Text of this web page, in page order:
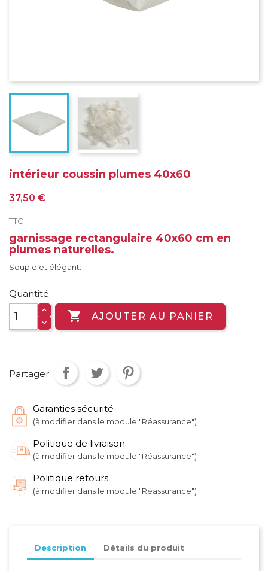
intérieur coussin plumes 40x60
37,50 €
TTC
garnissage rectangulaire 40x60 cm en
plumes naturelles.
Souple et élégant.
Quantité
 AJOUTER AU PANIER
Partager
Garanties sécurité
(à modifier dans le module "Réassurance")
Politique de livraison
(à modifier dans le module "Réassurance")
Politique retours
(à modifier dans le module "Réassurance")
Description Détails du produit